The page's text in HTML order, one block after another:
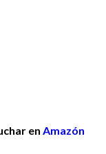
en Amazón